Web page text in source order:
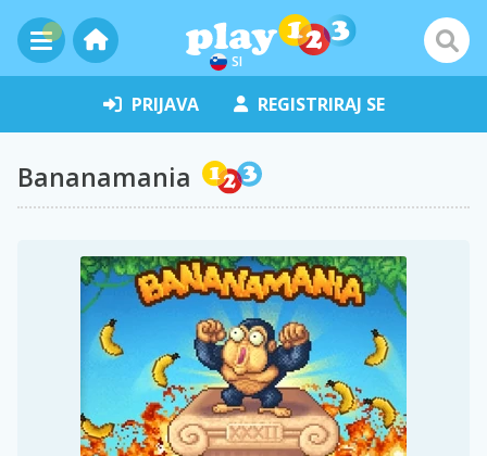
SI
PRIJAVA REGISTRIRAJ SE
Bananamania